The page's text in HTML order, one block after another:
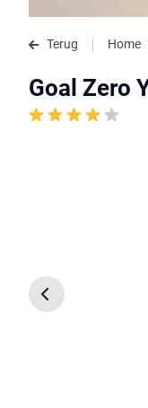
Terug Home
Goal Zero